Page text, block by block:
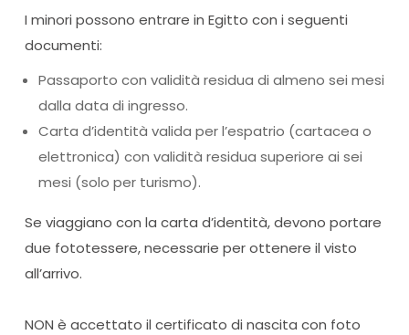
I minori possono entrare in Egitto con i seguenti
documenti:
Passaporto con validità residua di almeno sei mesi
dalla data di ingresso.
Carta d’identità valida per l’espatrio (cartacea o
elettronica) con validità residua superiore ai sei
mesi (solo per turismo).
Se viaggiano con la carta d’identità, devono portare
due fototessere, necessarie per ottenere il visto
all’arrivo.
NON è accettato il certificato di nascita con foto